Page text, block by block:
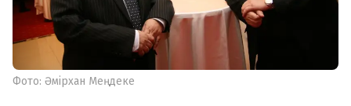
Фото: Әмірхан Меңдеке